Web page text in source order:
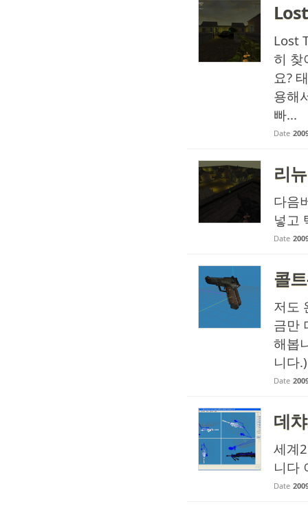
Lost
히 찾
요?
용해
빠...
Date
리
다음
넣고
Date
콜
저도
금만
해봅
니다.)
Date
데
세계
니다
Date